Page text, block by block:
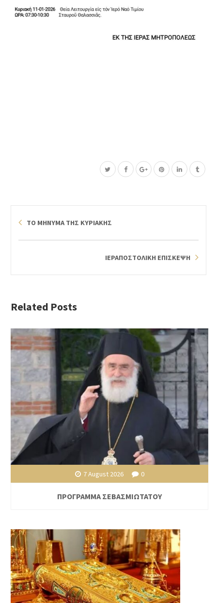
ΤΟ ΜΗΝΥΜΑ ΤΗΣ ΚΥΡΙΑΚΗΣ
ΙΕΡΑΠΟΣΤΟΛΙΚΗ ΕΠΙΣΚΕΨΗ
Related Posts
7 August 2026 0
ΠΡΟΓΡΑΜΜΑ ΣΕΒΑΣΜΙΩΤΑΤΟΥ